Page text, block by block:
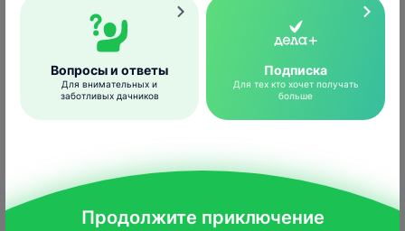
Срезать стебель растения максимально
близко к поверхности почвы. С помощью
острого предмета, например штопора,
Вопросы и ответы
Для внимательных и
заботливых дачников
Подписка
Для тех кто хочет получать
больше
Продолжите приключение